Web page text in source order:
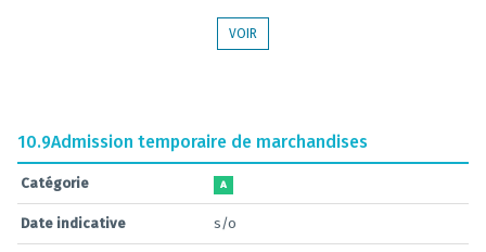
VOIR
10.9Admission temporaire de marchandises
Catégorie A
Date indicative s/o